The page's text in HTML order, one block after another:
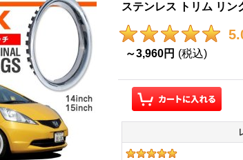
ステンレス トリム リン
～3,960円 (税込)